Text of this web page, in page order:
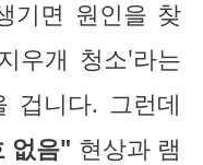
기면 원인을 찾
우개 청소'라는
겁니다. 그런데
없음" 현상과 램